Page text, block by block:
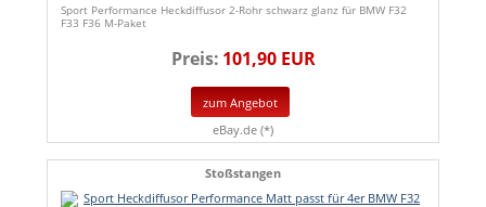
Sport Performance Heckdiffusor 2-Rohr schwarz glanz für BMW F32
F33 F36 M-Paket
Preis: 101,90 EUR
zum Angebot
eBay.de (*)
Stoßstangen